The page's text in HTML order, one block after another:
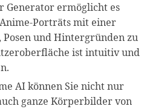
Generator ermöglicht es
Porträts mit einer
Posen und Hintergründen zu
ist intuitiv und
AI können Sie nicht nur
ganze Körperbilder von